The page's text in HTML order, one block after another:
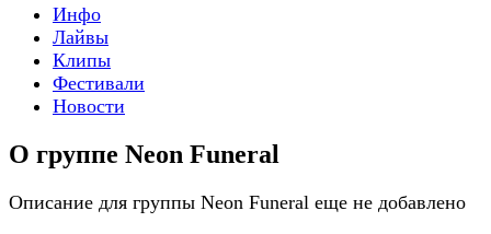
Инфо
Лайвы
Клипы
Фестивали
Новости
О группе Neon Funeral
Описание для группы Neon Funeral еще не добавлено